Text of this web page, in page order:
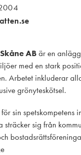
ABär en
med en stark
Arbetet inkluderar
grönyteskötsel.
sin spetskompetens
sträcker sig från